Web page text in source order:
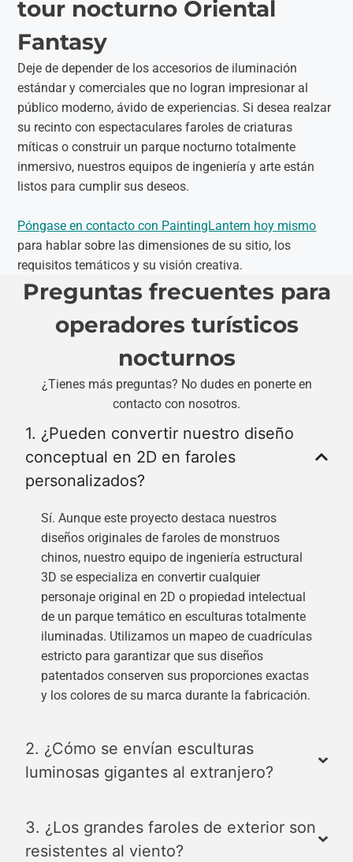
tour nocturno Oriental
Fantasy
Deje de depender de los accesorios de iluminación
estándar y comerciales que no logran impresionar al
público moderno, ávido de experiencias. Si desea realzar
su recinto con espectaculares faroles de criaturas
míticas o construir un parque nocturno totalmente
inmersivo, nuestros equipos de ingeniería y arte están
listos para cumplir sus deseos.
Póngase en contacto con PaintingLantern hoy mismo
para hablar sobre las dimensiones de su sitio, los
requisitos temáticos y su visión creativa.
Preguntas frecuentes para
operadores turísticos
nocturnos
¿Tienes más preguntas? No dudes en ponerte en
contacto con nosotros.
1. ¿Pueden convertir nuestro diseño
conceptual en 2D en faroles
personalizados?
Sí. Aunque este proyecto destaca nuestros
diseños originales de faroles de monstruos
chinos, nuestro equipo de ingeniería estructural
3D se especializa en convertir cualquier
personaje original en 2D o propiedad intelectual
de un parque temático en esculturas totalmente
iluminadas. Utilizamos un mapeo de cuadrículas
estricto para garantizar que sus diseños
patentados conserven sus proporciones exactas
y los colores de su marca durante la fabricación.
2. ¿Cómo se envían esculturas
luminosas gigantes al extranjero?
3. ¿Los grandes faroles de exterior son
resistentes al viento?